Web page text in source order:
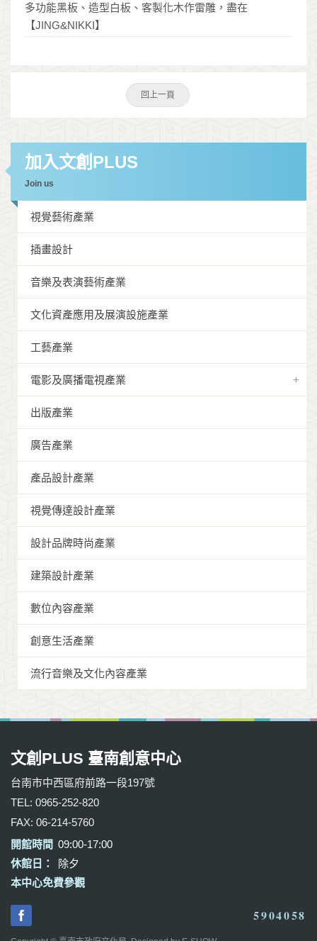
多功能黑板、造型白板、客製化木作雷雕，盡在
【JING&NIKKI】
回上一頁
加入文創PLUS
Join us
視覺藝術產業
插畫設計
音樂及表演藝術產業
文化資產應用及展演設施產業
工藝產業
電影及廣播電視產業
出版產業
廣告產業
產品設計產業
視覺傳達設計產業
設計品牌時尚產業
建築設計產業
數位內容產業
創意生活產業
流行音樂及文化內容產業
文創PLUS 臺南創意中心
台南市中西區府前路一段197號
TEL: 0965-252-820
FAX: 06-214-5760
開館時間 09:00-17:00
休館日：
除夕
本中心免費參觀
5904058